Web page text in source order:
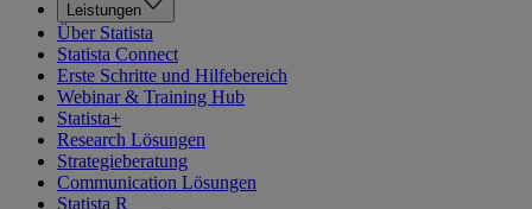
Leistungen
Über Statista
Statista Connect
Erste Schritte und Hilfebereich
Webinar & Training Hub
Statista+
Research Lösungen
Strategieberatung
Communication Lösungen
Statista R